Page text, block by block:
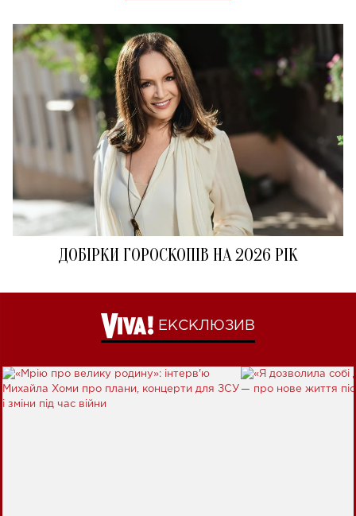
ДОБІРКИ ГОРОСКОПІВ НА 2026 РІК
ЕКСКЛЮЗИВ